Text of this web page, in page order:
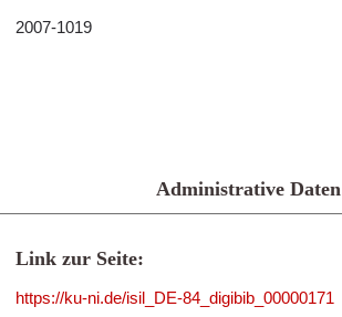
2007-1019
Administrative Daten
Link zur Seite:
https://ku-ni.de/isil_DE-84_digibib_00000171